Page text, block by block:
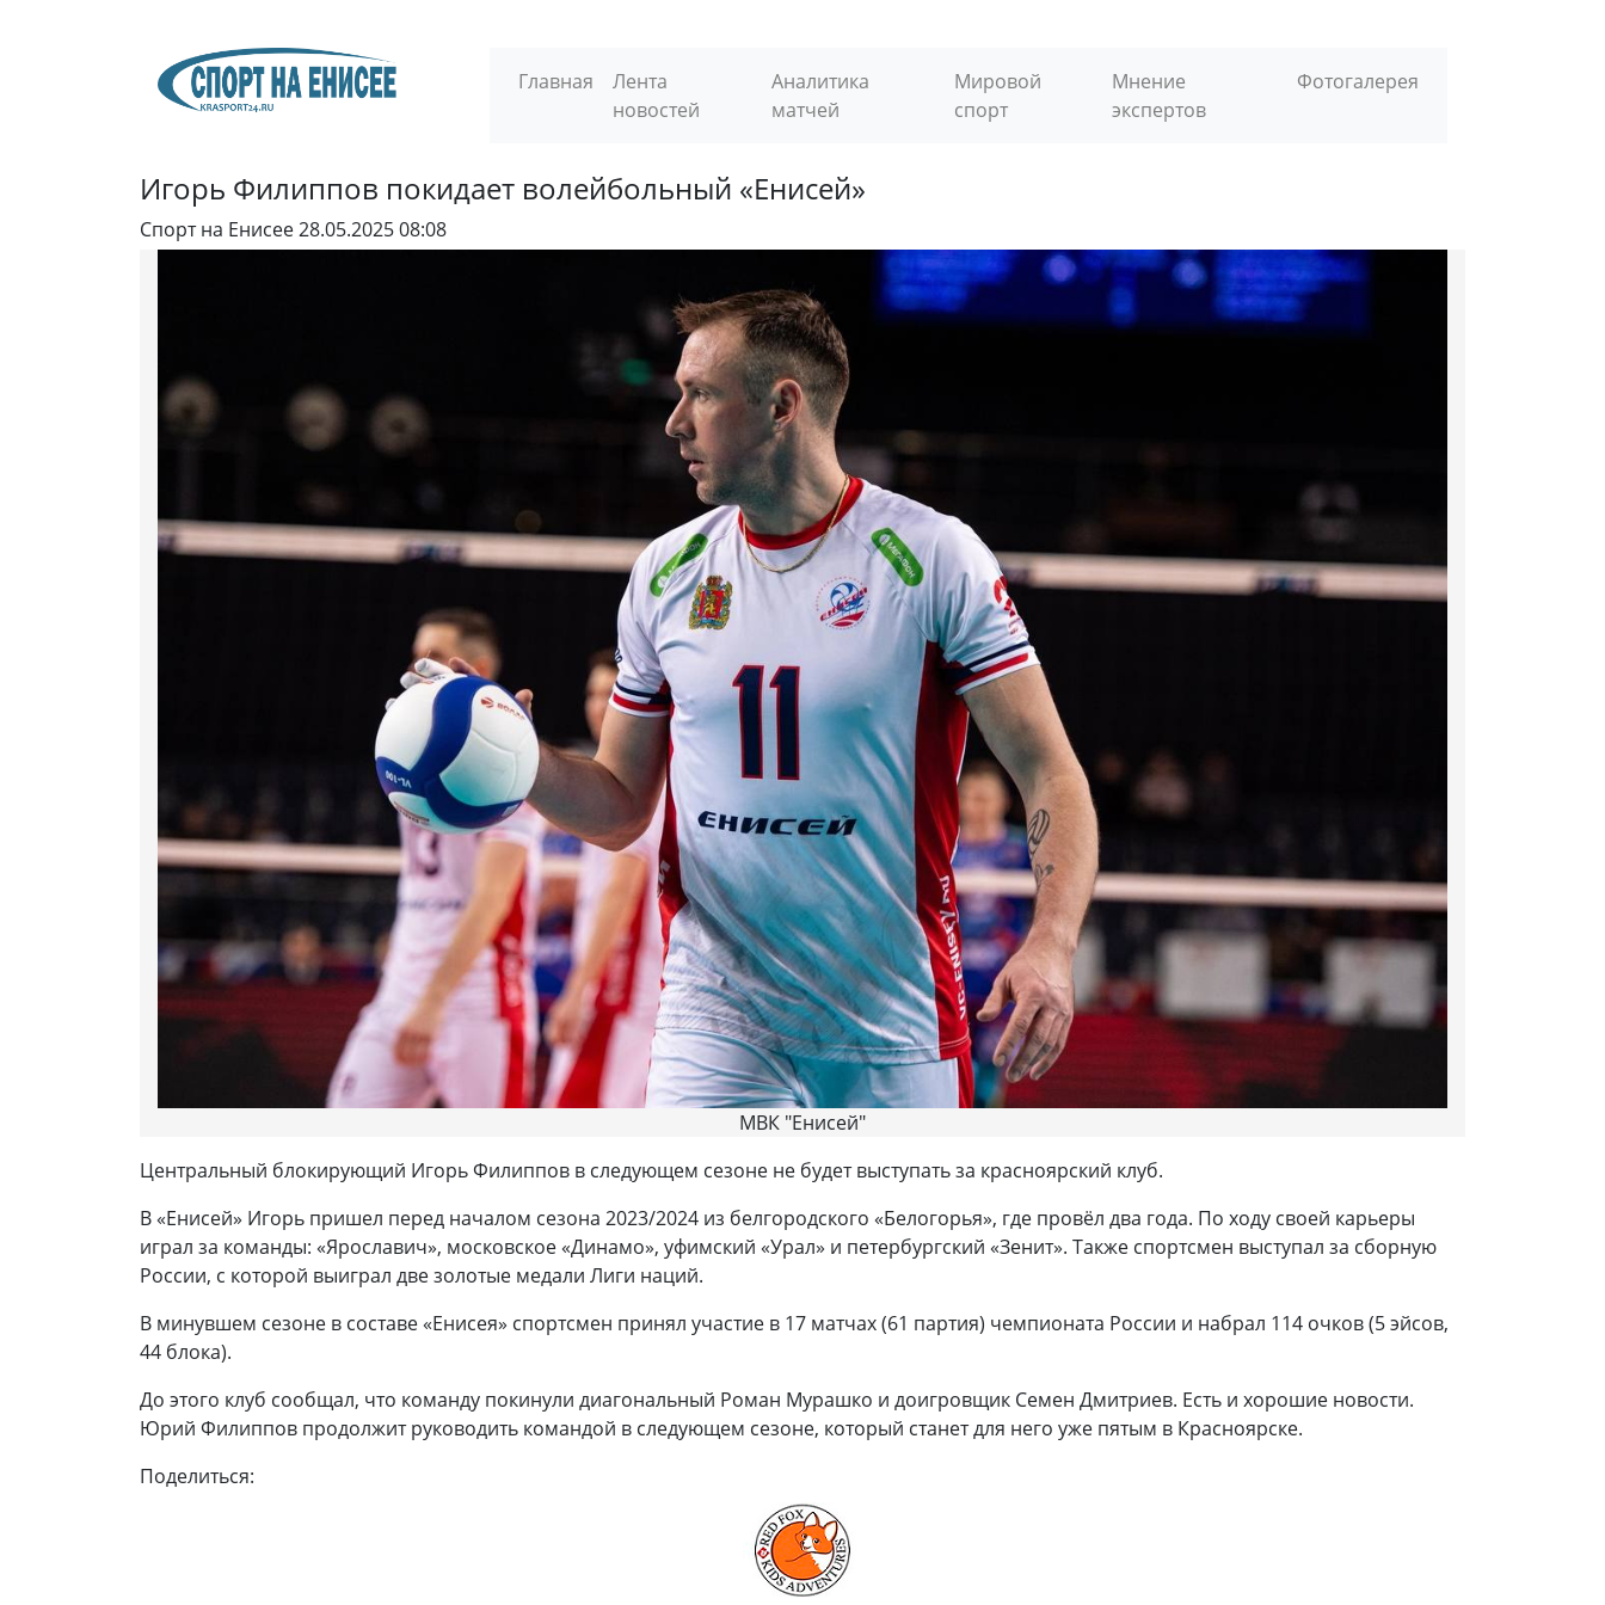
Главная
Лента
новостей
Аналитика
матчей
Мировой
спорт
Мнение
экспертов
Фотогалерея
Игорь Филиппов покидает волейбольный «Енисей»
Спорт на Енисее28.05.2025 08:08
МВК "Енисей"
Центральный блокирующий Игорь Филиппов в следующем сезоне не будет выступать за красноярский клуб.
В «Енисей» Игорь пришел перед началом сезона 2023/2024 из белгородского «Белогорья», где провёл два года. По ходу своей карьеры
играл за команды: «Ярославич», московское «Динамо», уфимский «Урал» и петербургский «Зенит». Также спортсмен выступал за сборную
России, с которой выиграл две золотые медали Лиги наций.
В минувшем сезоне в составе «Енисея» спортсмен принял участие в 17 матчах (61 партия) чемпионата России и набрал 114 очков (5 эйсов,
44 блока).
До этого клуб сообщал, что команду покинули диагональный Роман Мурашко и доигровщик Семен Дмитриев. Есть и хорошие новости.
Юрий Филиппов продолжит руководить командой в следующем сезоне, который станет для него уже пятым в Красноярске.
Поделиться: